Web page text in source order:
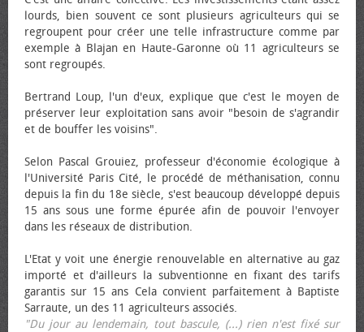
lourds, bien souvent ce sont plusieurs agriculteurs qui se
regroupent pour créer une telle infrastructure comme par
exemple à Blajan en Haute-Garonne où 11 agriculteurs se
sont regroupés.
Bertrand Loup, l'un d'eux, explique que c'est le moyen de
préserver leur exploitation sans avoir "besoin de s'agrandir
et de bouffer les voisins".
Selon Pascal Grouiez, professeur d'économie écologique à
l'Université Paris Cité, le procédé de méthanisation, connu
depuis la fin du 18e siècle, s'est beaucoup développé depuis
15 ans sous une forme épurée afin de pouvoir l'envoyer
dans les réseaux de distribution.
L'Etat y voit une énergie renouvelable en alternative au gaz
importé et d'ailleurs la subventionne en fixant des tarifs
garantis sur 15 ans Cela convient parfaitement à Baptiste
Sarraute, un des 11 agriculteurs associés.
"Du jour au lendemain, tout bascule, (...) rien n'est fixé sur